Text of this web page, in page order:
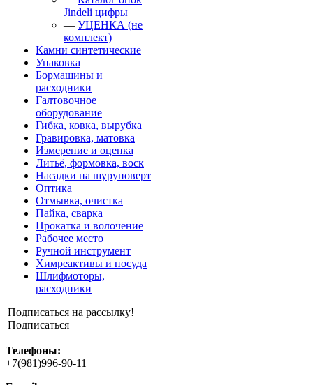
Jindeli цифры
— УЦЕНКА (не
комплект)
Камни синтетические
Упаковка
Бормашины и
расходники
Галтовочное
оборудование
Гибка, ковка, вырубка
Гравировка, матовка
Измерение и оценка
Литьё, формовка, воск
Насадки на шуруповерт
Оптика
Отмывка, очистка
Пайка, сварка
Прокатка и волочение
Рабочее место
Ручной инструмент
Химреактивы и посуда
Шлифмоторы,
расходники
Подписаться на рассылку!
Подписаться
Телефоны:
+7(981)996-90-11